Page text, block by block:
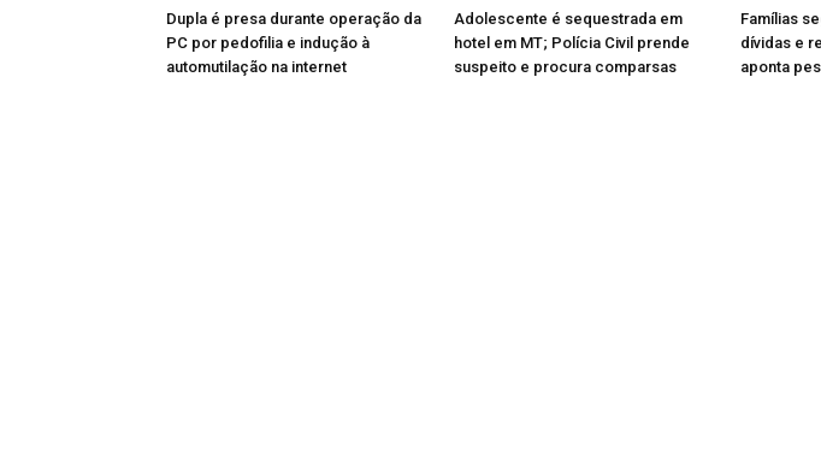
Dupla é presa durante operação da
PC por pedofilia e indução à
automutilação na internet
Adolescente é sequestrada em
hotel em MT; Polícia Civil prende
suspeito e procura comparsas
Famílias
dívidas e
aponta